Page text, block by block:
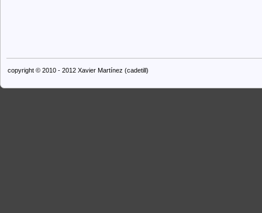
copyright © 2010 - 2012 Xavier Martínez (cadetill)